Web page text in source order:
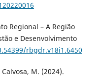
Regional – A Região
e Desenvolvimento
rbgdr.v18i1.6450
M. (2024).